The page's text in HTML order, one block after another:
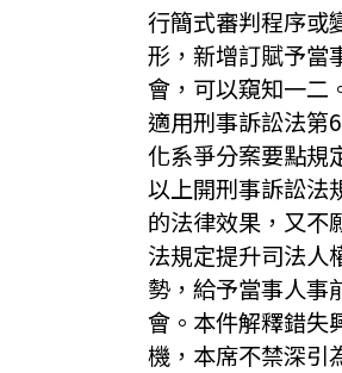
行簡式審判程序或
形，新增訂賦予當
會，可以窺知一二
適用刑事訴訟法第
化系爭分案要點規
以上開刑事訴訟法
的法律效果，又不
法規定提升司法人
勢，給予當事人事
會。本件解釋錯失
機，本席不禁深引